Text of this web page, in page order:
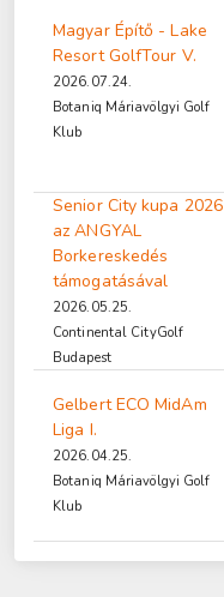
Magyar Építő - Lake
Resort GolfTour V.
2026.07.24.
Botaniq Máriavölgyi Golf
Klub
Senior City kupa 2026
az ANGYAL
Borkereskedés
támogatásával
2026.05.25.
Continental CityGolf
Budapest
Gelbert ECO MidAm
Liga I.
2026.04.25.
Botaniq Máriavölgyi Golf
Klub